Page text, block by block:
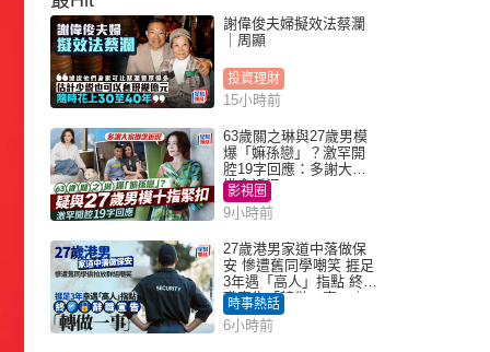
謝偉俊夫婦擬效法蔡瀾
｜周顯
投資理財
15小時前
63歲關之琳與27歲男模
爆「嫲孫戀」？激罕開
腔19字回應：多謝大家
掛念近況
影視圈
9小時前
27歲港男家道中落做保
安 慘遭舊同學嘲笑 捱足
3年遇「高人」指點 終辭
職宣告「轉做一事」｜
Juicy叮
時事熱話
6小時前